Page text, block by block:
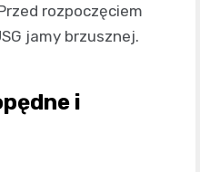
rozpoczęciem
jamy brzusznej.
i